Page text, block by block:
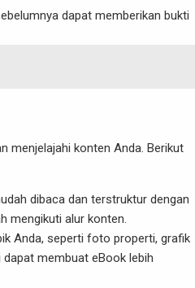
dapat memberikan bukti
menjelajahi konten Anda. Berikut
dibaca dan terstruktur dengan
mengikuti alur konten.
Anda, seperti foto properti, grafik
membuat eBook lebih